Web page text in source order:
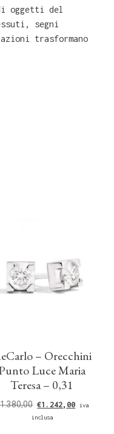
oggetti del
segni
trasformano
– Orecchini
Luce Maria
Teresa – 0,31
1.380,00 €1.242,00
iva
inclusa